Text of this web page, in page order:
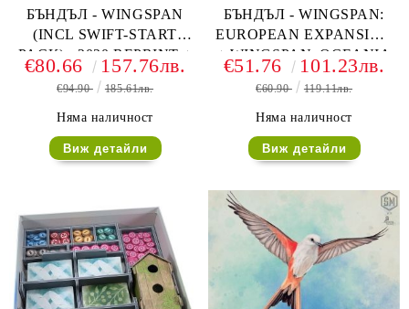
БЪНДЪЛ - WINGSPAN
(INCL SWIFT-START
PACK) - 2020 REPRINT +
WINGSPAN: OCEANIA
EXPANSION
€80.66 157.76лв.
€94.90 185.61лв.
Няма наличност
Виж детайли
БЪНДЪЛ - WINGSPAN:
EUROPEAN EXPANSION
+ WINGSPAN: OCEANIA
EXPANSION
€51.76 101.23лв.
€60.90 119.11лв.
Няма наличност
Виж детайли